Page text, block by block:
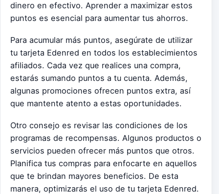
dinero en efectivo. Aprender a maximizar estos
puntos es esencial para aumentar tus ahorros.
Para acumular más puntos, asegúrate de utilizar
tu tarjeta Edenred en todos los establecimientos
afiliados. Cada vez que realices una compra,
estarás sumando puntos a tu cuenta. Además,
algunas promociones ofrecen puntos extra, así
que mantente atento a estas oportunidades.
Otro consejo es revisar las condiciones de los
programas de recompensas. Algunos productos o
servicios pueden ofrecer más puntos que otros.
Planifica tus compras para enfocarte en aquellos
que te brindan mayores beneficios. De esta
manera, optimizarás el uso de tu tarjeta Edenred.